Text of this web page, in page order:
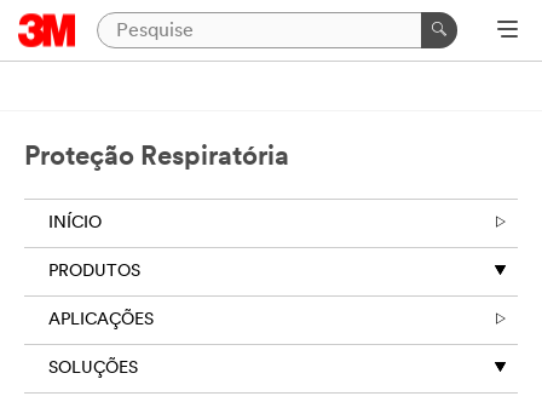
Proteção Respiratória
INÍCIO
PRODUTOS
APLICAÇÕES
SOLUÇÕES